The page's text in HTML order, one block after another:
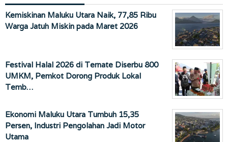
Kemiskinan Maluku Utara Naik, 77,85 Ribu
Warga Jatuh Miskin pada Maret 2026
Festival Halal 2026 di Ternate Diserbu 800
UMKM, Pemkot Dorong Produk Lokal
Temb…
Ekonomi Maluku Utara Tumbuh 15,35
Persen, Industri Pengolahan Jadi Motor
Utama